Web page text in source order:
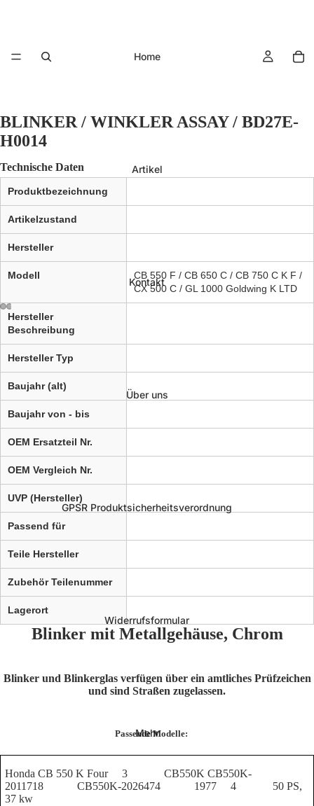
Home
Artikel
Kontakt
Über uns
GPSR Produktsicherheitsverordnung
Widerrufsformular
Mehr
BLINKER / WINKLER ASSAY / BD27E-
H0014
Technische Daten
Produktbezeichnung
Artikelzustand
Hersteller
Modell
CB 550 F / CB 650 C / CB 750 C K F /
CX 500 C / GL 1000 Goldwing K LTD
Hersteller
Beschreibung
Hersteller Typ
Baujahr (alt)
Baujahr von - bis
OEM Ersatzteil Nr.
OEM Vergleich Nr.
UVP (Hersteller)
Passend für
Teile Hersteller
Zubehör Teilenummer
Lagerort
Blinker mit Metallgehäuse, Chrom
Blinker und Blinkerglas verfügen über ein amtliches Prüfzeichen
und sind Straßen zugelassen.
Passende Modelle:
Honda CB 550 K Four 3 CB550K CB550K-
2011718
CB550K-2026474 1977 4
50 PS,
37 kw